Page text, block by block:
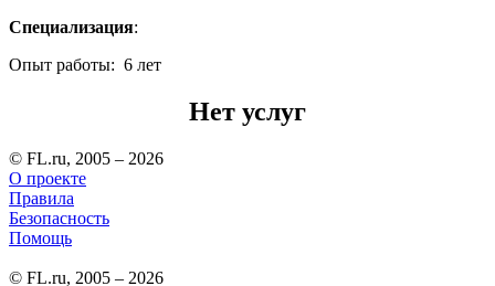
Специализация:
Опыт работы: 6 лет
Нет услуг
© FL.ru, 2005 – 2026
О проекте
Правила
Безопасность
Помощь
© FL.ru, 2005 – 2026